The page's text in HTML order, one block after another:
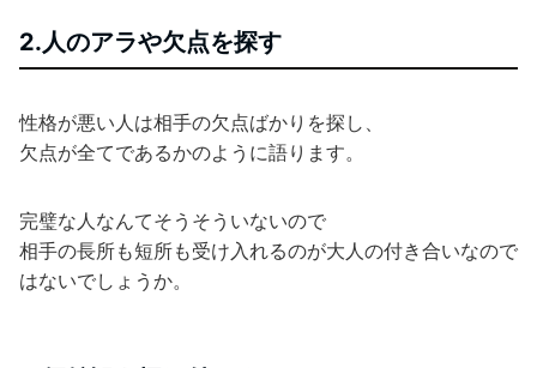
2.人のアラや欠点を探す
性格が悪い人は相手の欠点ばかりを探し、
欠点が全てであるかのように語ります。
完璧な人なんてそうそういないので
相手の長所も短所も受け入れるのが大人の付き合いなので
はないでしょうか。